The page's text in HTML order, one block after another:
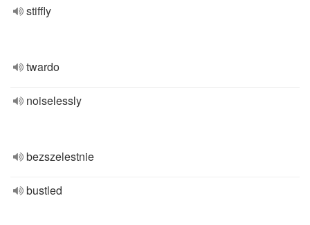
stiffly
twardo
noiselessly
bezszelestnie
bustled